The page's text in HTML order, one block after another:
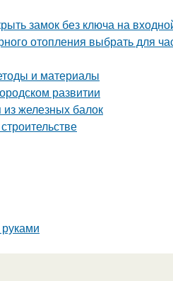
замок без ключа на
отопления выбрать для
и материалы
развитии
железных балок